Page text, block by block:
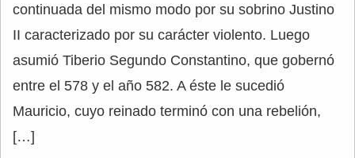
continuada del mismo modo por su sobrino Justino
II caracterizado por su carácter violento. Luego
asumió Tiberio Segundo Constantino, que gobernó
entre el 578 y el año 582. A éste le sucedió
Mauricio, cuyo reinado terminó con una rebelión,
[…]